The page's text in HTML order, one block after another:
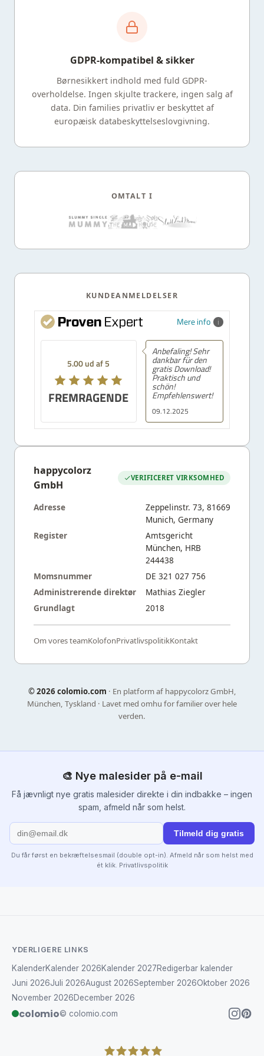
GDPR-kompatibel & sikker
Børnesikkert indhold med fuld GDPR-
overholdelse. Ingen skjulte trackere, ingen salg af
data. Din families privatliv er beskyttet af
europæisk databeskyttelseslovgivning.
OMTALT I
KUNDEANMELDELSER
Mere info
5.00 ud af 5
FREMRAGENDE
09.12.2025
Anbefaling! Sehr
dankbar für den
gratis Download!
Praktisch und
schön!
Empfehlenswert!
happycolorz
GmbH
VERIFICERET VIRKSOMHED
Adresse
Zeppelinstr. 73, 81669
Munich, Germany
Register
Amtsgericht
München, HRB
244438
Momsnummer
DE 321 027 756
Administrerende direktør
Mathias Ziegler
Grundlagt
2018
Om vores teamKolofonPrivatlivspolitikKontakt
©2026 colomio.com · En platform af happycolorz GmbH,
München, Tyskland · Lavet med omhu for familier over hele
verden.
🎨 Nye malesider på e-mail
Få jævnligt nye gratis malesider direkte i din indbakke – ingen
spam, afmeld når som helst.
Tilmeld dig gratis
Du får først en bekræftelsesmail (double opt-in). Afmeld når som helst med
ét klik. Privatlivspolitik
YDERLIGERE LINKS
KalenderKalender 2026Kalender 2027Redigerbar kalender
Juni 2026Juli 2026August 2026September 2026Oktober 2026
November 2026December 2026
colomio© colomio.com